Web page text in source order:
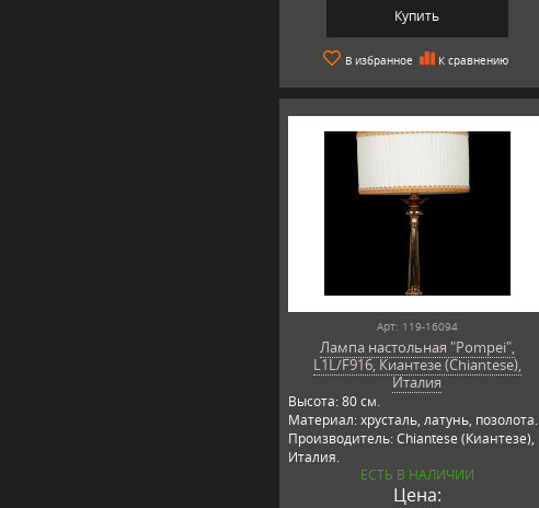
Купить
В избранное К сравнению
Арт: 119-16094
Лампа настольная "Pompei",
L1L/F916, Киантезе (Chiantese),
Италия
Высота: 80 см.
Материал: хрусталь, латунь, позолота.
Производитель: Chiantese (Киантезе),
Италия.
ЕСТЬ В НАЛИЧИИ
Цена: